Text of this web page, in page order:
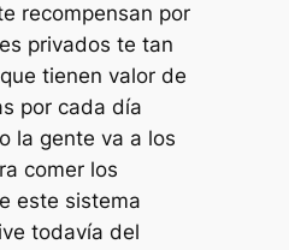
recompensan por
privados te tan
tienen valor de
por cada día
la gente va a los
comer los
este sistema
todavía del